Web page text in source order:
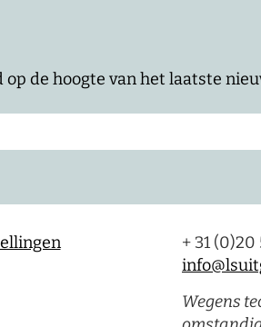
de hoogte van het laatste
+ 31
Wegens